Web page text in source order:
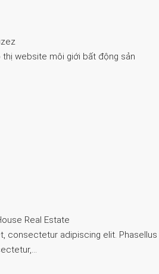
website môi giới bất động sản
Real Estate
consectetur adipiscing elit. Phasellus